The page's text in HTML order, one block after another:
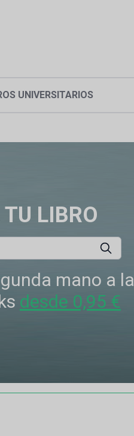
UNIVERSITARIOS
LIBRO
mano a la
desde 0,95 €